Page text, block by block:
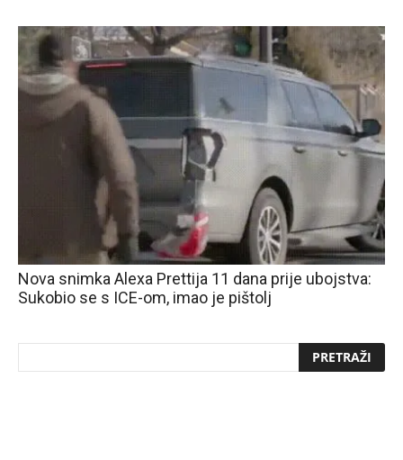
Nova snimka Alexa Prettija 11 dana prije ubojstva:
Sukobio se s ICE-om, imao je pištolj